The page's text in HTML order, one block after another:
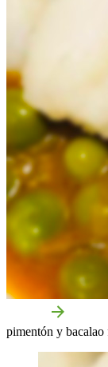
pimentón y